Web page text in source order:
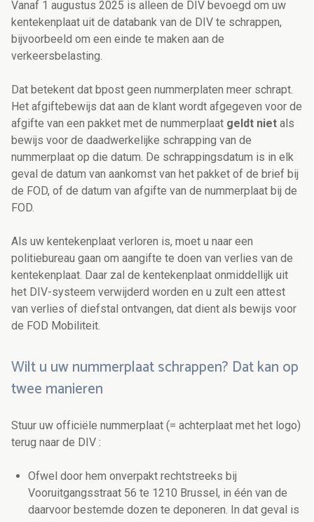
Vanaf 1 augustus 2025 is alleen de DIV bevoegd om uw
kentekenplaat uit de databank van de DIV te schrappen,
bijvoorbeeld om een einde te maken aan de
verkeersbelasting.
Dat betekent dat bpost geen nummerplaten meer schrapt.
Het afgiftebewijs dat aan de klant wordt afgegeven voor de
afgifte van een pakket met de nummerplaat geldt niet als
bewijs voor de daadwerkelijke schrapping van de
nummerplaat op die datum. De schrappingsdatum is in elk
geval de datum van aankomst van het pakket of de brief bij
de FOD, of de datum van afgifte van de nummerplaat bij de
FOD.
Als uw kentekenplaat verloren is, moet u naar een
politiebureau gaan om aangifte te doen van verlies van de
kentekenplaat. Daar zal de kentekenplaat onmiddellijk uit
het DIV-systeem verwijderd worden en u zult een attest
van verlies of diefstal ontvangen, dat dient als bewijs voor
de FOD Mobiliteit.
Wilt u uw nummerplaat schrappen? Dat kan op
twee manieren
Stuur uw officiële nummerplaat (= achterplaat met het logo)
terug naar de DIV :
Ofwel door hem onverpakt rechtstreeks bij
Vooruitgangsstraat 56 te 1210 Brussel, in één van de
daarvoor bestemde dozen te deponeren. In dat geval is